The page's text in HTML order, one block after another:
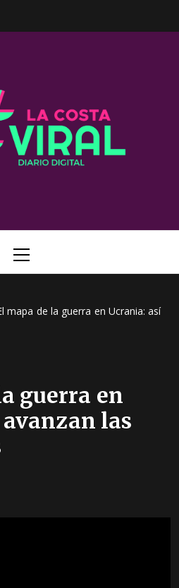
Viral
Menu
mapa de la guerra en Ucrania: así
guerra en
las